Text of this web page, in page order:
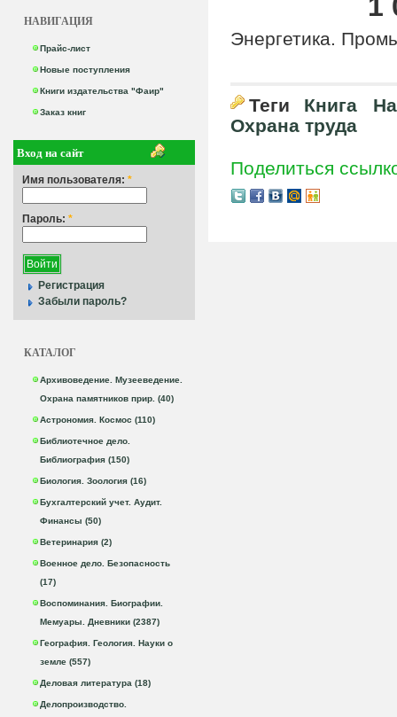
НАВИГАЦИЯ
Прайс-лист
Новые поступления
Книги издательства "Фаир"
Заказ книг
Вход на сайт
Имя пользователя: *
Пароль: *
Регистрация
Забыли пароль?
КАТАЛОГ
Архивоведение. Музееведение.
Охрана памятников прир. (40)
Астрономия. Космос (110)
Библиотечное дело.
Библиография (150)
Биология. Зоология (16)
Бухгалтерский учет. Аудит.
Финансы (50)
Ветеринария (2)
Военное дело. Безопасность
(17)
Воспоминания. Биографии.
Мемуары. Дневники (2387)
География. Геология. Науки о
земле (557)
Деловая литература (18)
Делопроизводство.
Энергетика.
Теги Книга
Охрана труда
Поделиться